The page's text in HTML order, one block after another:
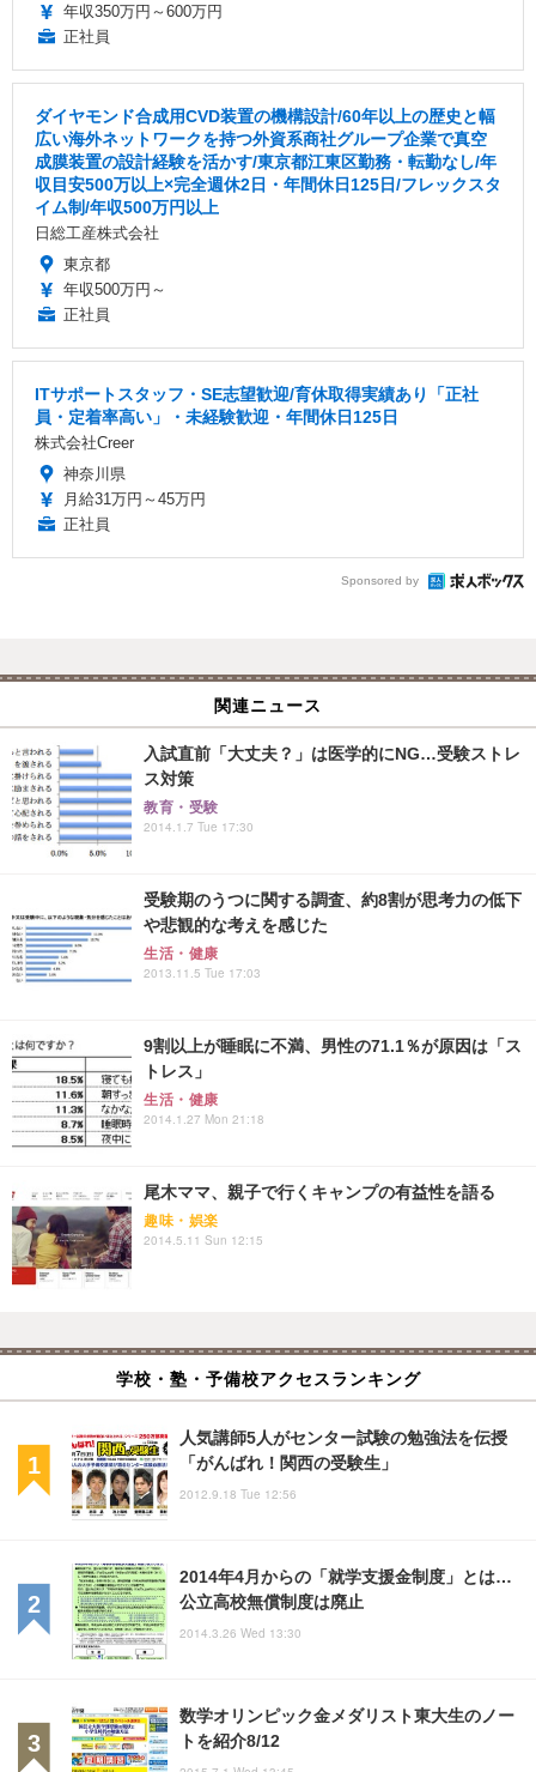
年収350万円～600万円
正社員
ダイヤモンド合成用CVD装置の機構設計/60年以上の歴史と幅
広い海外ネットワークを持つ外資系商社グループ企業で真空
成膜装置の設計経験を活かす/東京都江東区勤務・転勤なし/年
収目安500万以上×完全週休2日・年間休日125日/フレックスタ
イム制/年収500万円以上
日総工産株式会社
東京都
年収500万円～
正社員
ITサポートスタッフ・SE志望歓迎/育休取得実績あり「正社
員・定着率高い」・未経験歓迎・年間休日125日
株式会社Creer
神奈川県
月給31万円～45万円
正社員
Sponsored by
関連ニュース
入試直前「大丈夫？」は医学的にNG…受験ストレ
ス対策
教育・受験
2014.1.7 Tue 17:30
受験期のうつに関する調査、約8割が思考力の低下
や悲観的な考えを感じた
生活・健康
2013.11.5 Tue 17:03
9割以上が睡眠に不満、男性の71.1％が原因は「ス
トレス」
生活・健康
2014.1.27 Mon 21:18
尾木ママ、親子で行くキャンプの有益性を語る
趣味・娯楽
2014.5.11 Sun 12:15
学校・塾・予備校アクセスランキング
人気講師5人がセンター試験の勉強法を伝授
「がんばれ！関西の受験生」
2012.9.18 Tue 12:56
2014年4月からの「就学支援金制度」とは…
公立高校無償制度は廃止
2014.3.26 Wed 13:30
数学オリンピック金メダリスト東大生のノー
トを紹介8/12